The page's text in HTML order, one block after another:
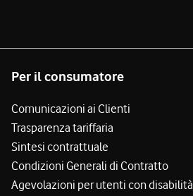
Per il consumatore
Comunicazioni ai Clienti
Trasparenza tariffaria
Sintesi contrattuale
Condizioni Generali di Contratto
Agevolazioni per utenti con disabilità